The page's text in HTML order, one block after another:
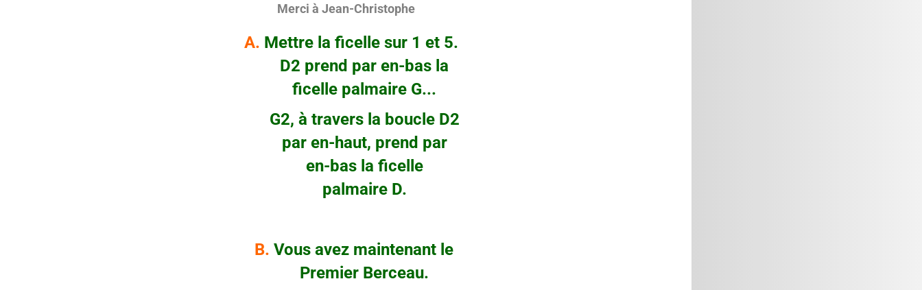
Merci à Jean-Christophe
A. Mettre la ficelle sur 1 et 5.
D2 prend par en-bas la
ficelle palmaire G...
G2, à travers la boucle D2
par en-haut, prend par
en-bas la ficelle
palmaire D.
B. Vous avez maintenant le
Premier Berceau.